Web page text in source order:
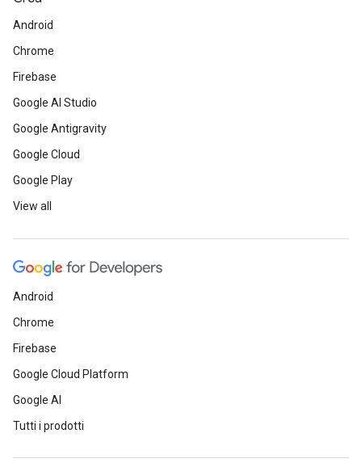
Android
Chrome
Firebase
Google AI Studio
Google Antigravity
Google Cloud
Google Play
View all
Android
Chrome
Firebase
Google Cloud Platform
Google AI
Tutti i prodotti